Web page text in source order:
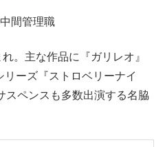
間管理職
。主な作品に『ガリレオ』
ーズ『ストロベリーナイ
スペンスも多数出演する名脇